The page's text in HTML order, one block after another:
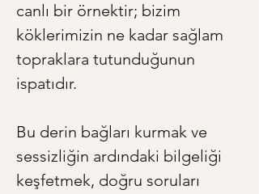
canlı bir örnektir; bizim
köklerimizin ne kadar sağlam
topraklara tutunduğunun
ispatıdır.
Bu derin bağları kurmak ve
sessizliğin ardındaki bilgeliği
keşfetmek, doğru soruları